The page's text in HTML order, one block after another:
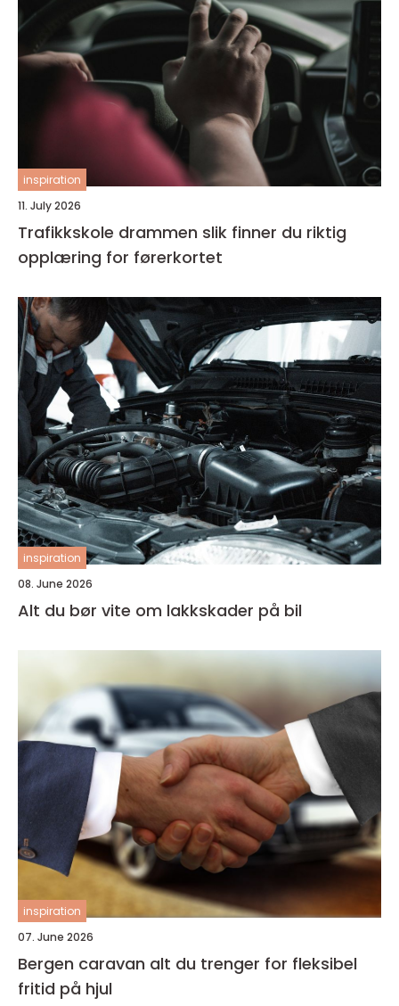
inspiration
11. July 2026
Trafikkskole drammen slik finner du riktig
opplæring for førerkortet
inspiration
08. June 2026
Alt du bør vite om lakkskader på bil
inspiration
07. June 2026
Bergen caravan alt du trenger for fleksibel
fritid på hjul